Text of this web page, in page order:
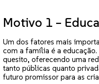
Motivo 1 –
Um dos fatores mais
com a família é a educação.
quesito, oferecendo uma
tanto públicas quanto
futuro promissor para as